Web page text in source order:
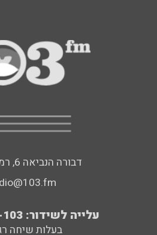
דבורה הנביאה 6, רמת השרון
עלייה לשידור: 0552-103-103
בעלות שיחה